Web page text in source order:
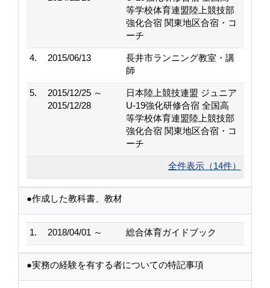
等学校体育連盟陸上競技部
強化合宿 関東地区合宿・コ
ーチ
4. 2015/06/13
長井市ランニング教室・講
師
5.
2015/12/25 ～
2015/12/28
日本陸上競技連盟 ジュニア
U-19強化研修合宿 全国高
等学校体育連盟陸上競技部
強化合宿 関東地区合宿・コ
ーチ
全件表示（14件）
●作成した教科書、教材
1. 2018/04/01 ～ 総合体育ガイドブック
●実務の経験を有する者についての特記事項